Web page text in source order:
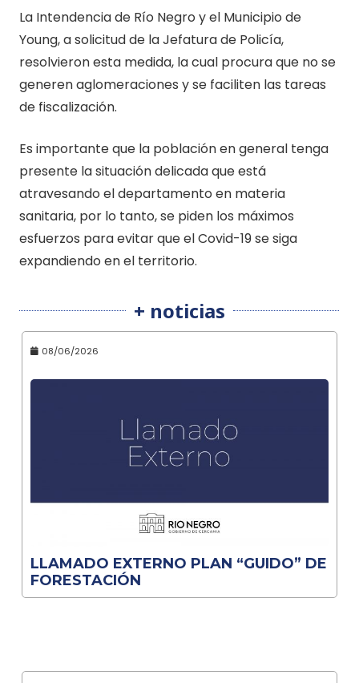
La Intendencia de Río Negro y el Municipio de
Young, a solicitud de la Jefatura de Policía,
resolvieron esta medida, la cual procura que no se
generen aglomeraciones y se faciliten las tareas
de fiscalización.
Es importante que la población en general tenga
presente la situación delicada que está
atravesando el departamento en materia
sanitaria, por lo tanto, se piden los máximos
esfuerzos para evitar que el Covid-19 se siga
expandiendo en el territorio.
+ noticias
08/06/2026
LLAMADO EXTERNO PLAN “GUIDO” DE
FORESTACIÓN